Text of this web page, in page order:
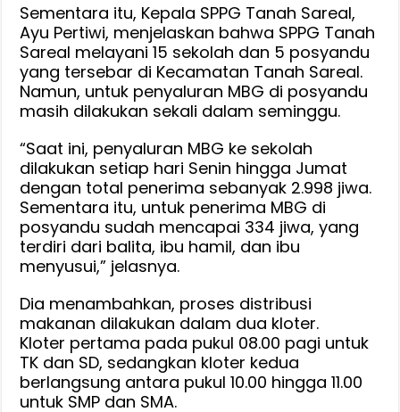
Sementara itu, Kepala SPPG Tanah Sareal,
Ayu Pertiwi, menjelaskan bahwa SPPG Tanah
Sareal melayani 15 sekolah dan 5 posyandu
yang tersebar di Kecamatan Tanah Sareal.
Namun, untuk penyaluran MBG di posyandu
masih dilakukan sekali dalam seminggu.
“Saat ini, penyaluran MBG ke sekolah
dilakukan setiap hari Senin hingga Jumat
dengan total penerima sebanyak 2.998 jiwa.
Sementara itu, untuk penerima MBG di
posyandu sudah mencapai 334 jiwa, yang
terdiri dari balita, ibu hamil, dan ibu
menyusui,” jelasnya.
Dia menambahkan, proses distribusi
makanan dilakukan dalam dua kloter.
Kloter pertama pada pukul 08.00 pagi untuk
TK dan SD, sedangkan kloter kedua
berlangsung antara pukul 10.00 hingga 11.00
untuk SMP dan SMA.